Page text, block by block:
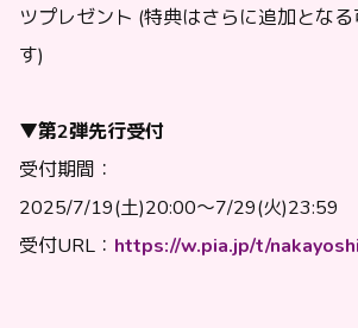
ツプレゼント (特典はさらに追加とな
す)
▼第2弾先行受付
受付期間：
2025/7/19(土)20:00〜7/29(火)23:59
受付URL： https://w.pia.jp/t/